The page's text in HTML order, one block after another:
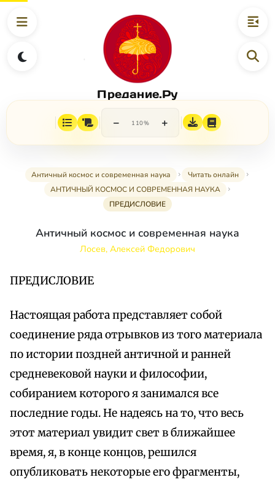
Предание.Ру
− 110% +
Античный космос и современная наука
Читать онлайн
АНТИЧНЫЙ КОСМОС И СОВРЕМЕННАЯ НАУКА
ПРЕДИСЛОВИЕ
Античный космос и современная наука
Лосев, Алексей Федорович
ПРЕДИСЛОВИЕ
Настоящая работа представляет собой
соединение ряда отрывков из того материала
по истории поздней античной и ранней
средневековой науки и философии,
собиранием которого я занимался все
последние годы. Не надеясь на то, что весь
этот материал увидит свет в ближайшее
время, я, в конце концов, решился
опубликовать некоторые его фрагменты,